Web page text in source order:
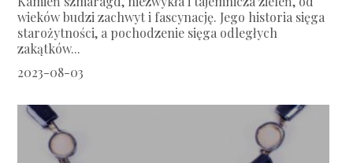
wieków budzi zachwyt i fascynację. Jego historia sięga
starożytności, a pochodzenie sięga odległych
zakątków...
2023-08-03